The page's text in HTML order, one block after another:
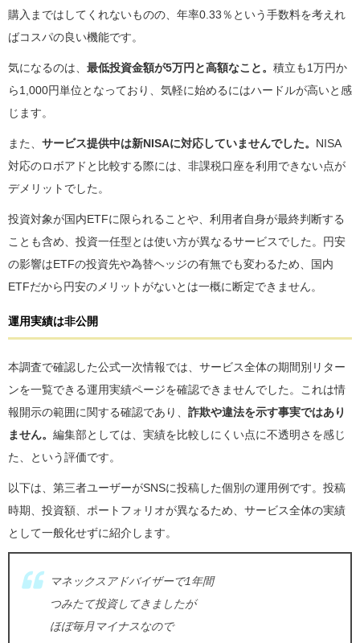
購入まではしてくれないものの、年率0.33％という手数料を考えれ
ばコスパの良い機能です。
気になるのは、 最低投資金額が5万円と高額なこと。 積立も1万円か
ら1,000円単位となっており、気軽に始めるにはハードルが高いと感
じます。
また、 サービス提供中は新NISAに対応していませんでした。 NISA
対応のロボアドと比較する際には、非課税口座を利用できない点が
デメリットでした。
投資対象が国内ETFに限られることや、利用者自身が最終判断する
ことも含め、投資一任型とは使い方が異なるサービスでした。円安
の影響はETFの投資先や為替ヘッジの有無でも変わるため、国内
ETFだから円安のメリットがないとは一概に断定できません。
運用実績は非公開
本調査で確認した公式一次情報では、サービス全体の期間別リター
ンを一覧できる運用実績ページを確認できませんでした。これは情
報開示の範囲に関する確認であり、 詐欺や違法を示す事実ではあり
ません。 編集部としては、実績を比較しにくい点に不透明さを感じ
た、という評価です。
以下は、第三者ユーザーがSNSに投稿した個別の運用例です。投稿
時期、投資額、ポートフォリオが異なるため、サービス全体の実績
として一般化せずに紹介します。
マネックスアドバイザーで1年間
つみたて投資してきましたが
ほぼ毎月マイナスなので